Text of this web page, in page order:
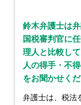
鈴木弁護士は
国税審判官に
理人と比較し
人の得手・不
をお聞かせくだ
弁護士は、税法